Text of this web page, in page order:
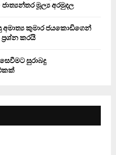
මූල්‍ය අරමුදල
කුමාර ජයකොඩිගෙන්
කරයි
සුරාබදු